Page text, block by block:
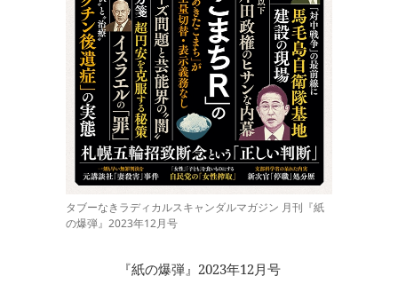
タブーなきラディカルスキャンダルマガジン 月刊『紙
の爆弾』2023年12月号
『紙の爆弾』2023年12月号